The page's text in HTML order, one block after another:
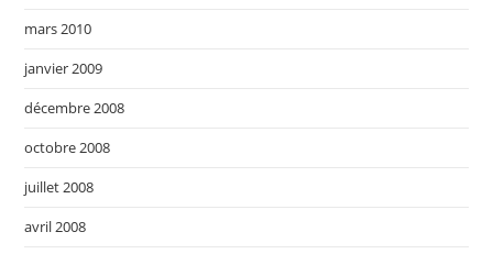
mars 2010
janvier 2009
décembre 2008
octobre 2008
juillet 2008
avril 2008